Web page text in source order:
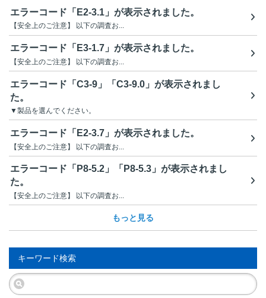
エラーコード「E2-3.1」が表示されました。
【安全上のご注意】 以下の調査お...
エラーコード「E3-1.7」が表示されました。
【安全上のご注意】 以下の調査お...
エラーコード「C3-9」「C3-9.0」が表示されまし
た。
▼製品を選んでください。
エラーコード「E2-3.7」が表示されました。
【安全上のご注意】 以下の調査お...
エラーコード「P8-5.2」「P8-5.3」が表示されまし
た。
【安全上のご注意】 以下の調査お...
もっと見る
キーワード検索